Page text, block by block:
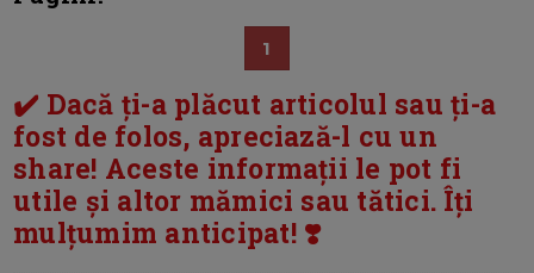
1
✔️ Dacă ți-a plăcut articolul sau ți-a
fost de folos, apreciază-l cu un
share! Aceste informații le pot fi
utile și altor mămici sau tătici. Îți
mulțumim anticipat! ❣️